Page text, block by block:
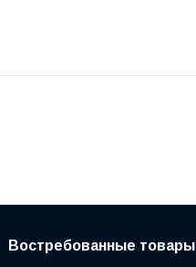
Востребованные товары